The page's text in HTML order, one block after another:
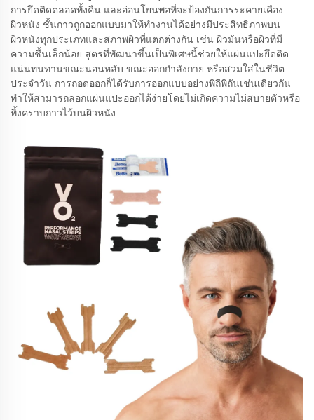
การยึดติดตลอดทั้งคืน และอ่อนโยนพอที่จะป้องกันการระคายเคือง
ผิวหนัง ชั้นกาวถูกออกแบบมาให้ทำงานได้อย่างมีประสิทธิภาพบน
ผิวหนังทุกประเภทและสภาพผิวที่แตกต่างกัน เช่น ผิวมันหรือผิวที่มี
ความชื้นเล็กน้อย สูตรที่พัฒนาขึ้นเป็นพิเศษนี้ช่วยให้แผ่นแปะยึดติด
แน่นทนทานขณะนอนหลับ ขณะออกกำลังกาย หรือสวมใส่ในชีวิต
ประจำวัน การถอดออกก็ได้รับการออกแบบอย่างพิถีพิถันเช่นเดียวกัน
ทำให้สามารถลอกแผ่นแปะออกได้ง่ายโดยไม่เกิดความไม่สบายตัวหรือ
ทิ้งคราบกาวไว้บนผิวหนัง